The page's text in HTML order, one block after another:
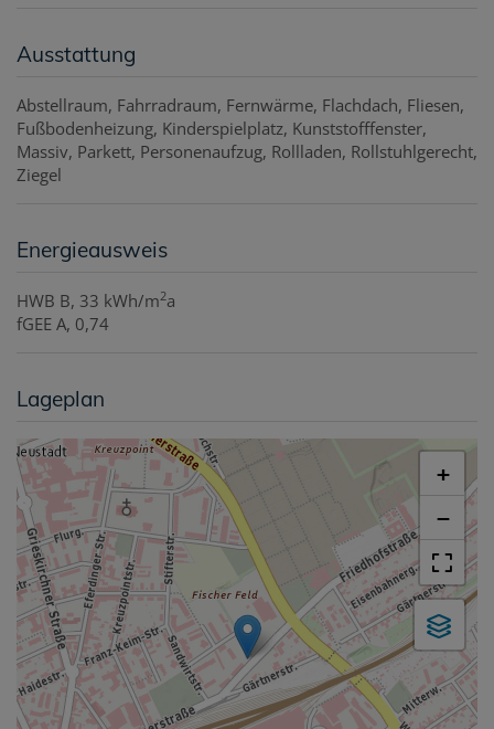
Ausstattung
Abstellraum Fahrradraum Fernwärme Flachdach Fliesen
Fußbodenheizung Kinderspielplatz Kunststofffenster
Massiv Parkett Personenaufzug Rollladen Rollstuhlgerecht
Ziegel
Energieausweis
HWB B, 33 kWh/m2a
fGEE A, 0,74
Lageplan
+
−